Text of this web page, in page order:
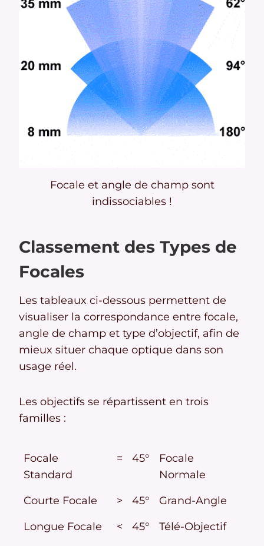
Focale et angle de champ sont
indissociables !
Classement des Types de
Focales
Les tableaux ci-dessous permettent de
visualiser la correspondance entre focale,
angle de champ et type d’objectif, afin de
mieux situer chaque optique dans son
usage réel.
Les objectifs se répartissent en trois
familles :
Focale
Standard
= 45°
Focale
Normale
Courte Focale
> 45°
Grand-Angle
Longue Focale
< 45° Télé-Objectif